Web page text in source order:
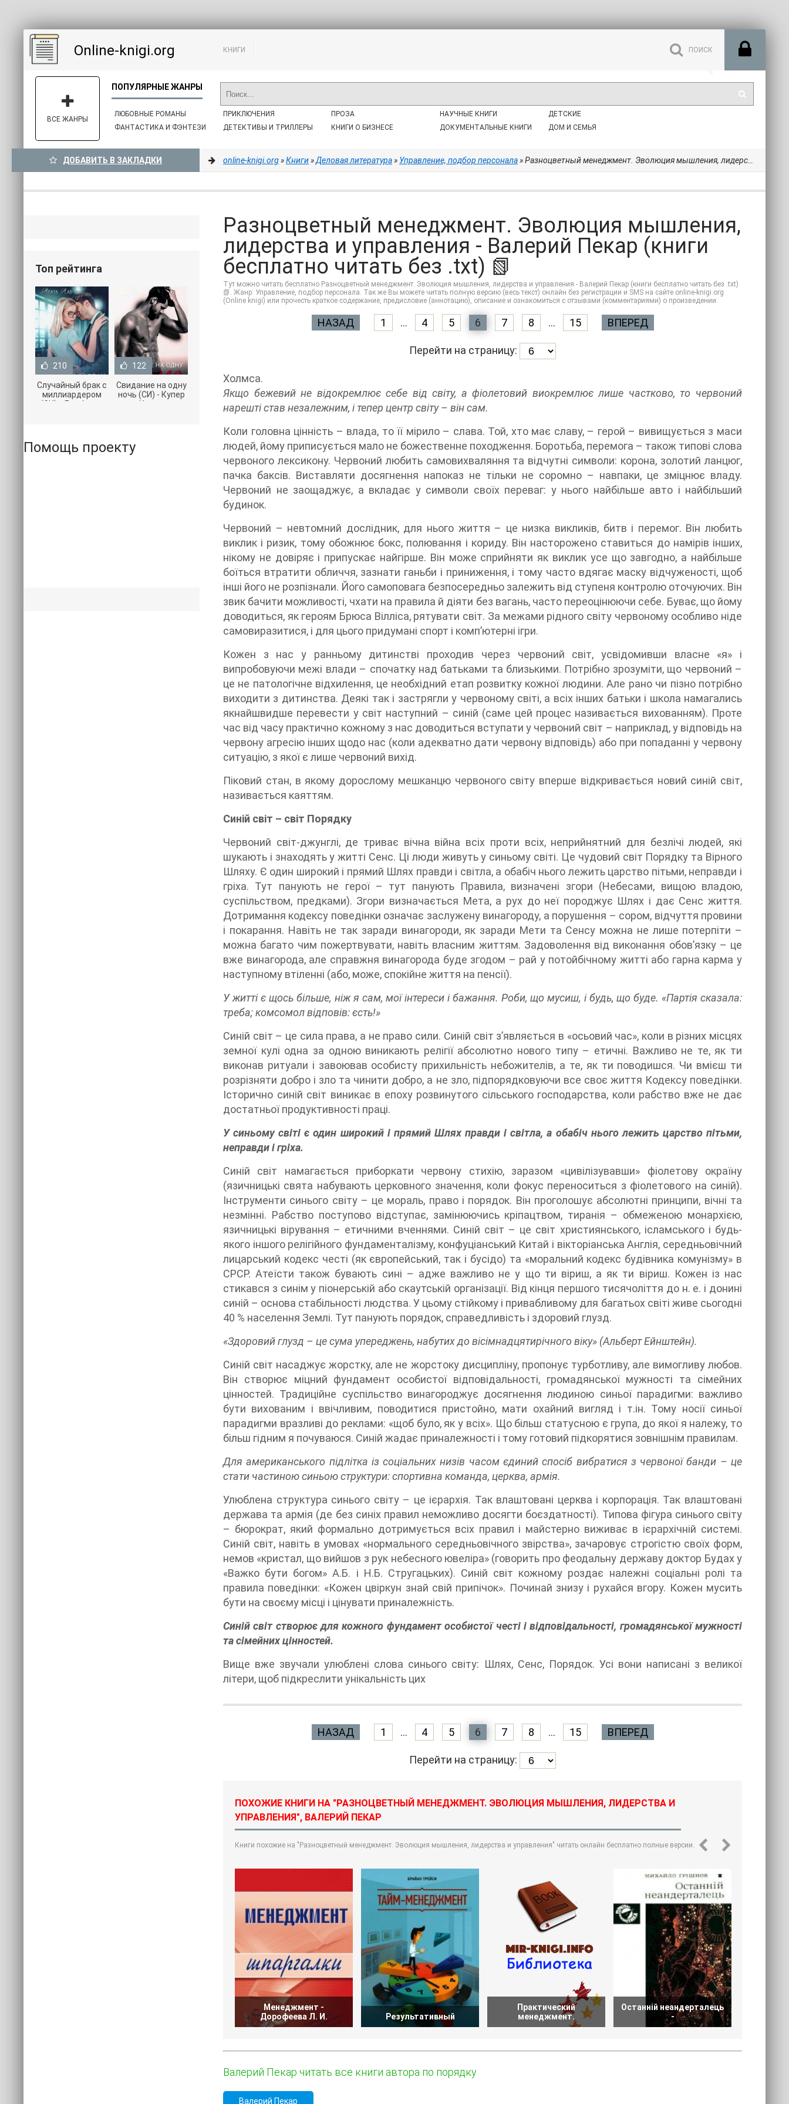
Online-knigi.org КНИГИ
ЛЮБОВНЫЕ РОМАНЫ
ФАНТАСТИКА И ФЭНТЕЗИ
ПРИКЛЮЧЕНИЯ
ДЕТЕКТИВЫ И ТРИЛЛЕРЫ
ПРОЗА
КНИГИ О БИЗНЕСЕ
НАУЧНЫЕ КНИГИ
ДОКУМЕНТАЛЬНЫЕ КНИГИ
ДЕТСКИЕ
ДОМ И СЕМЬЯ
ВСЕ ЖАНРЫ
ДОБАВИТЬ В ЗАКЛАДКИ online-knigi.org»Книги»Деловая литература» Управление, подбор персонала» Разноцветный менеджмент. Эволюция мышления, лидерства и управления - Валерий Пекар (книги бесплатно читать без .txt) 📗
Разноцветный менеджмент. Эволюция мышления,
лидерства и управления - Валерий Пекар (книги
бесплатно читать без .txt) 📗
Тут можно читать бесплатно Разноцветный менеджмент. Эволюция мышления, лидерства и управления - Валерий Пекар (книги бесплатно читать без .txt)
📗. Жанр: Управление, подбор персонала. Так же Вы можете читать полную версию (весь текст) онлайн без регистрации и SMS на сайте online-knigi.org
(Online knigi) или прочесть краткое содержание, предисловие (аннотацию), описание и ознакомиться с отзывами (комментариями) о произведении.
НАЗАД 1 ... 4 5 6 7 8 ... 15 ВПЕРЕД
Перейти на страницу:
Холмса.
Якщо бежевий не відокремлює себе від світу, а фіолетовий виокремлює лише частково, то червоний
нарешті став незалежним, і тепер центр світу – він сам.
Коли головна цінність – влада, то її мірило – слава. Той, хто має славу, – герой – вивищується з маси
людей, йому приписується мало не божественне походження. Боротьба, перемога – також типові слова
червоного лексикону. Червоний любить самовихваляння та відчутні символи: корона, золотий ланцюг,
пачка баксів. Виставляти досягнення напоказ не тільки не соромно – навпаки, це зміцнює владу.
Червоний не заощаджує, а вкладає у символи своїх переваг: у нього найбільше авто і найбільший
будинок.
Червоний – невтомний дослідник, для нього життя – це низка викликів, битв і перемог. Він любить
виклик і ризик, тому обожнює бокс, полювання і кориду. Він насторожено ставиться до намірів інших,
нікому не довіряє і припускає найгірше. Він може сприйняти як виклик усе що завгодно, а найбільше
боїться втратити обличчя, зазнати ганьби і приниження, і тому часто вдягає маску відчуженості, щоб
інші його не розпізнали. Його самоповага безпосередньо залежить від ступеня контролю оточуючих. Він
звик бачити можливості, чхати на правила й діяти без вагань, часто переоцінюючи себе. Буває, що йому
доводиться, як героям Брюса Вілліса, рятувати світ. За межами рідного світу червоному особливо ніде
самовиразитися, і для цього придумані спорт і комп’ютерні ігри.
Кожен з нас у ранньому дитинстві проходив через червоний світ, усвідомивши власне «я» і
випробовуючи межі влади – спочатку над батьками та близькими. Потрібно зрозуміти, що червоний –
це не патологічне відхилення, це необхідний етап розвитку кожної людини. Але рано чи пізно потрібно
виходити з дитинства. Деякі так і застрягли у червоному світі, а всіх інших батьки і школа намагались
якнайшвидше перевести у світ наступний – синій (саме цей процес називається вихованням). Проте
час від часу практично кожному з нас доводиться вступати у червоний світ – наприклад, у відповідь на
червону агресію інших щодо нас (коли адекватно дати червону відповідь) або при попаданні у червону
ситуацію, з якої є лише червоний вихід.
Піковий стан, в якому дорослому мешканцю червоного світу вперше відкривається новий синій світ,
називається каяттям.
Синій світ – світ Порядку
Червоний світ-джунглі, де триває вічна війна всіх проти всіх, неприйнятний для безлічі людей, які
шукають і знаходять у житті Сенс. Ці люди живуть у синьому світі. Це чудовий світ Порядку та Вірного
Шляху. Є один широкий і прямий Шлях правди і світла, а обабіч нього лежить царство пітьми, неправди і
гріха. Тут панують не герої – тут панують Правила, визначені згори (Небесами, вищою владою,
суспільством, предками). Згори визначається Мета, а рух до неї породжує Шлях і дає Сенс життя.
Дотримання кодексу поведінки означає заслужену винагороду, а порушення – сором, відчуття провини
і покарання. Навіть не так заради винагороди, як заради Мети та Сенсу можна не лише потерпіти –
можна багато чим пожертвувати, навіть власним життям. Задоволення від виконання обов’язку – це
вже винагорода, але справжня винагорода буде згодом – рай у потойбічному житті або гарна карма у
наступному втіленні (або, може, спокійне життя на пенсії).
У житті є щось більше, ніж я сам, мої інтереси і бажання. Роби, що мусиш, і будь, що буде. «Партія сказала:
треба; комсомол відповів: єсть!»
Синій світ – це сила права, а не право сили. Синій світ з’являється в «осьовий час», коли в різних місцях
земної кулі одна за одною виникають релігії абсолютно нового типу – етичні. Важливо не те, як ти
виконав ритуали і завоював особисту прихильність небожителів, а те, як ти поводишся. Чи вмієш ти
розрізняти добро і зло та чинити добро, а не зло, підпорядковуючи все своє життя Кодексу поведінки.
Історично синій світ виникає в епоху розвинутого сільського господарства, коли рабство вже не дає
достатньої продуктивності праці.
У синьому світі є один широкий і прямий Шлях правди і світла, а обабіч нього лежить царство пітьми,
неправди і гріха.
Синій світ намагається приборкати червону стихію, заразом «цивілізувавши» фіолетову окраїну
(язичницькі свята набувають церковного значення, коли фокус переноситься з фіолетового на синій).
Інструменти синього світу – це мораль, право і порядок. Він проголошує абсолютні принципи, вічні та
незмінні. Рабство поступово відступає, замінюючись кріпацтвом, тиранія – обмеженою монархією,
язичницькі вірування – етичними вченнями. Синій світ – це світ християнського, ісламського і будь-
якого іншого релігійного фундаменталізму, конфуціанський Китай і вікторіанська Англія, середньовічний
лицарський кодекс честі (як європейський, так і бусідо) та «моральний кодекс будівника комунізму» в
СРСР. Атеїсти також бувають сині – адже важливо не у що ти віриш, а як ти віриш. Кожен із нас
стикався з синім у піонерській або скаутській організації. Від кінця першого тисячоліття до н. е. і донині
синій – основа стабільності людства. У цьому стійкому і привабливому для багатьох світі живе сьогодні
40 % населення Землі. Тут панують порядок, справедливість і здоровий глузд.
«Здоровий глузд – це сума упереджень, набутих до вісімнадцятирічного віку» (Альберт Ейнштейн).
Синій світ насаджує жорстку, але не жорстоку дисципліну, пропонує турботливу, але вимогливу любов.
Він створює міцний фундамент особистої відповідальності, громадянської мужності та сімейних
цінностей. Традиційне суспільство винагороджує досягнення людиною синьої парадигми: важливо
бути вихованим і ввічливим, поводитися пристойно, мати охайний вигляд і т.ін. Тому носії синьої
парадигми вразливі до реклами: «щоб було, як у всіх». Що більш статусною є група, до якої я належу, то
більш гідним я почуваюся. Синій жадає приналежності і тому готовий підкорятися зовнішнім правилам.
Для американського підлітка із соціальних низів часом єдиний спосіб вибратися з червоної банди – це
стати частиною синьою структури: спортивна команда, церква, армія.
Улюблена структура синього світу – це ієрархія. Так влаштовані церква і корпорація. Так влаштовані
держава та армія (де без синіх правил неможливо досягти боєздатності). Типова фігура синього світу
– бюрократ, який формально дотримується всіх правил і майстерно виживає в ієрархічній системі.
Синій світ, навіть в умовах «нормального середньовічного звірства», зачаровує строгістю своїх форм,
немов «кристал, що вийшов з рук небесного ювеліра» (говорить про феодальну державу доктор Будах у
«Важко бути богом» А.Б. і Н.Б. Стругацьких). Синій світ кожному роздає належні соціальні ролі та
правила поведінки: «Кожен цвіркун знай свій припічок». Починай знизу і рухайся вгору. Кожен мусить
бути на своєму місці і цінувати приналежність.
Синій світ створює для кожного фундамент особистої честі і відповідальності, громадянської мужності
та сімейних цінностей.
Вище вже звучали улюблені слова синього світу: Шлях, Сенс, Порядок. Усі вони написані з великої
літери, щоб підкреслити унікальність цих
НАЗАД 1 ... 4 5 6 7 8 ... 15 ВПЕРЕД
Перейти на страницу:
ПОХОЖИЕ КНИГИ НА "РАЗНОЦВЕТНЫЙ МЕНЕДЖМЕНТ. ЭВОЛЮЦИЯ МЫШЛЕНИЯ, ЛИДЕРСТВА И
УПРАВЛЕНИЯ", ВАЛЕРИЙ ПЕКАР
Книги похожие на "Разноцветный менеджмент. Эволюция мышления, лидерства и управления" читать онлайн бесплатно полные версии.
Менеджмент -
Дорофеева Л. И.
Результативный
Практический
менеджмент.
Останній неандерталець
-
Валерий Пекар читать все книги автора по порядку
Валерий Пекар
Топ рейтинга
210
Случайный брак с
миллиардером
(СИ) - Лав Агата
122
Свидание на одну
ночь (СИ) - Купер
Хелен
Помощь проекту